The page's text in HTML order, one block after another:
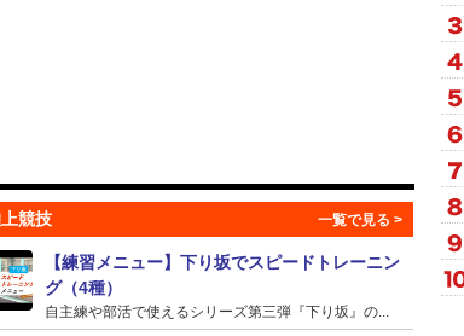
競技
【練習メニュー】下り坂でスピードトレーニン
グ（4種）
自主練や部活で使えるシリーズ第三弾『下り坂』の...